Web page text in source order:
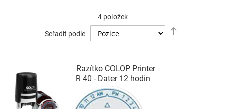
4položek
Seřadit podle
Razítko COLOP Printer
R 40 - Dater 12 hodin